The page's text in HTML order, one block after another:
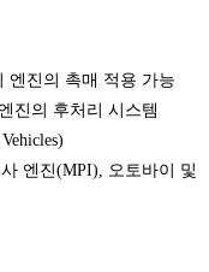
엔진의 촉매 적용 가능
진의 후처리 시스템
엔진(MPI), 오토바이 및